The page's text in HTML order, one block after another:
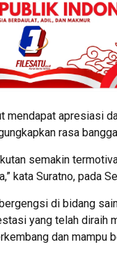
mendapat apresiasi
rasa
semakin
kata Suratno, pada
di bidang
yang telah diraih
dan mampu